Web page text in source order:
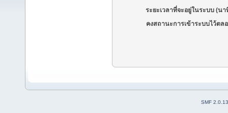
ระยะเวลาที่จะอยู่ในระบบ (นา
คงสถานะการเข้าระบบไว้ตล
SMF 2.0.13